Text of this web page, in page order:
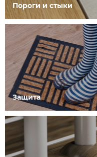
Пороги и стыки
Защита